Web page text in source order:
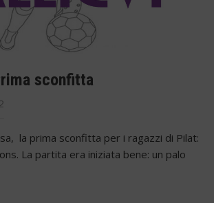
sconfitta
la prima sconfitta per i ragazzi di Pilat:
La partita era iniziata bene: un palo